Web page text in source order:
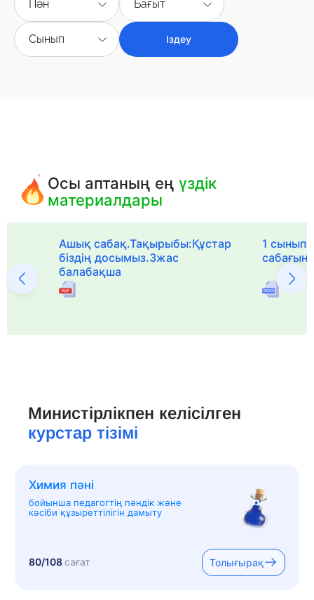
Пән Бағыт
Сынып Іздеу
Осы аптаның еңүздік
материалдары
Ашық сабақ.Тақырыбы:Құстар
біздің досымыз.3жас
балабақша
1
Министірлікпен келісілген
курстар тізімі
Химия пәні
бойынша педагогтің пәндік және
кәсіби құзыреттілігін дамыту
80/108сағат Толығырақ